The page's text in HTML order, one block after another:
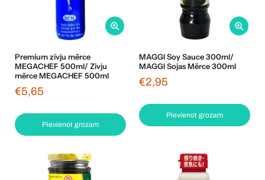
Premium zivju mērce
MEGACHEF 500ml/ Zivju
mērce MEGACHEF 500ml
€5,65
Pievienot grozam
MAGGI Soy Sauce 300ml/
MAGGI Sojas Mērce 300ml
€2,95
Pievienot grozam